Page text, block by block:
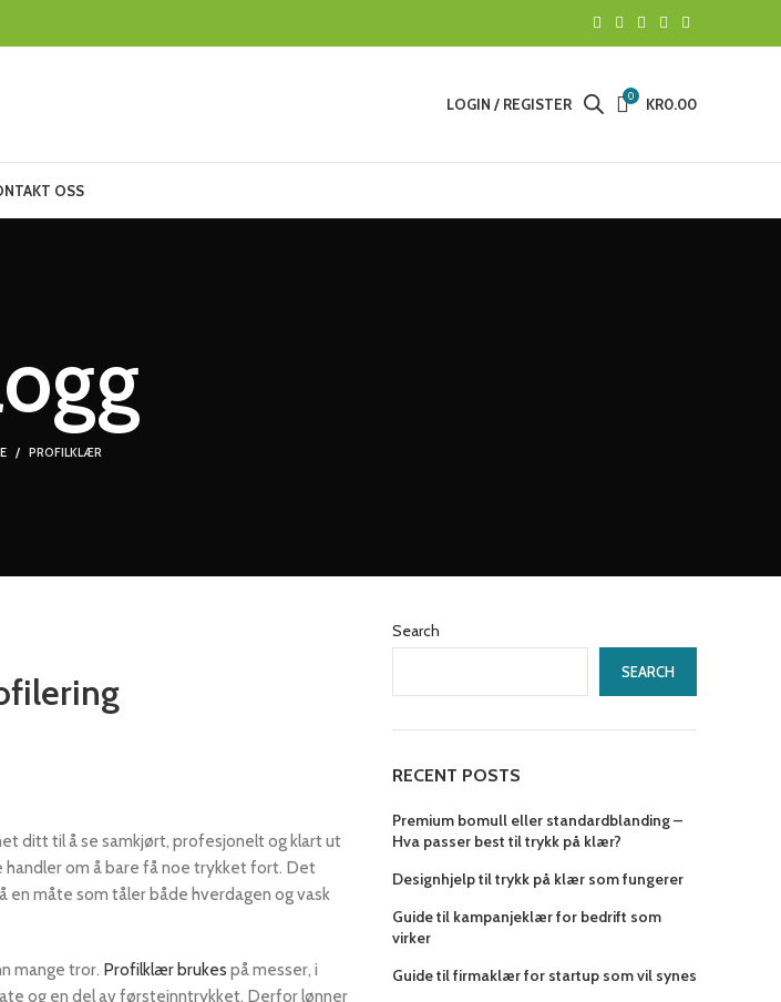
LOGIN / REGISTER 0 KR0.00
OSS
PROFILKLÆR
ditt til å se samkjørt, profesjonelt og klart ut
om å bare få noe trykket fort. Det
en måte som tåler både hverdagen og vask
mange tror. Profilklær brukes på messer, i
og en del av førsteinntrykket. Derfor lønner
Search
SEARCH
RECENT POSTS
Premium bomull eller standardblanding –
Hva passer best til trykk på klær?
Designhjelp til trykk på klær som fungerer
Guide til kampanjeklær for bedrift som
virker
Guide til firmaklær for startup som vil synes